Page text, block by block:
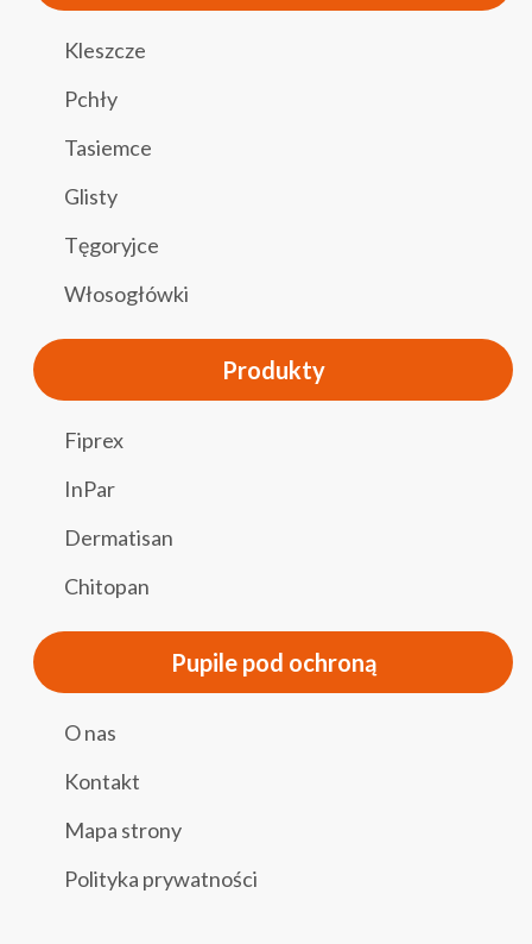
Kleszcze
Pchły
Tasiemce
Glisty
Tęgoryjce
Włosogłówki
Produkty
Fiprex
InPar
Dermatisan
Chitopan
Pupile pod ochroną
O nas
Kontakt
Mapa strony
Polityka prywatności